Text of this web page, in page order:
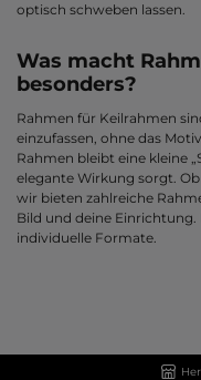
optisch schweben lassen.
Was macht
besonders?
Rahmen für Keilrahmen
einzufassen, ohne das
Rahmen bleibt eine kleine
elegante Wirkung sorgt.
wir bieten zahlreiche
Bild und deine
individuelle Formate.